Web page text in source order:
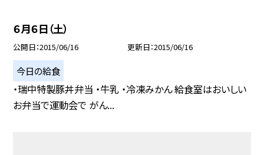
６月６日（土）
公開日 2015/06/16 更新日 2015/06/16
今日の給食
・瑞中特製豚丼弁当 ・牛乳 ・冷凍みかん 給食室はおいしい
お弁当で運動会で がん...